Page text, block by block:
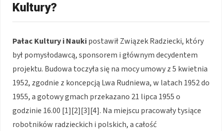
Kultury?
Pałac Kultury i Naukipostawił Związek Radziecki, który
był pomysłodawcą, sponsorem i głównym decydentem
projektu. Budowa toczyła się na mocy umowy z 5 kwietnia
1952, zgodnie z koncepcją Lwa Rudniewa, w latach 1952 do
1955, a gotowy gmach przekazano 21 lipca 1955 o
godzinie 16.00 [1][2][3][4]. Na miejscu pracowały tysiące
robotników radzieckich i polskich, a całość